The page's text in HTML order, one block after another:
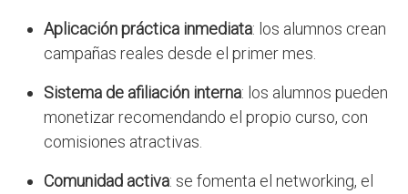
Aplicación práctica inmediata: los alumnos crean
campañas reales desde el primer mes.
Sistema de afiliación interna: los alumnos pueden
monetizar recomendando el propio curso, con
comisiones atractivas.
Comunidad activa: se fomenta el networking, el